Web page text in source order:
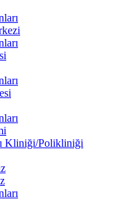
Kliniği/Polikliniği